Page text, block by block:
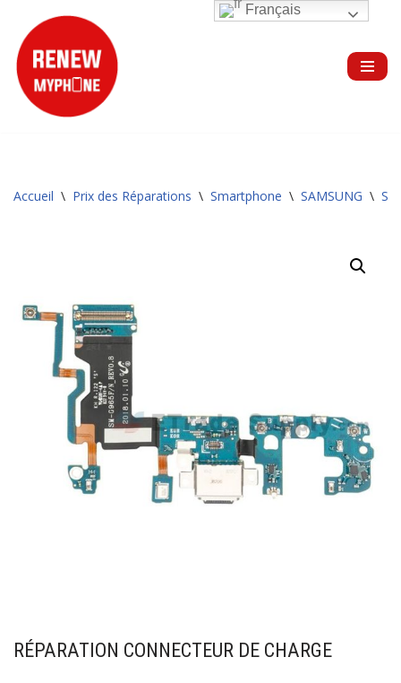
Aller
au
contenu
Accueil \ Prix des Réparations \ Smartphone \ SAMSUNG \
RÉPARATION CONNECTEUR DE CHARGE
Français